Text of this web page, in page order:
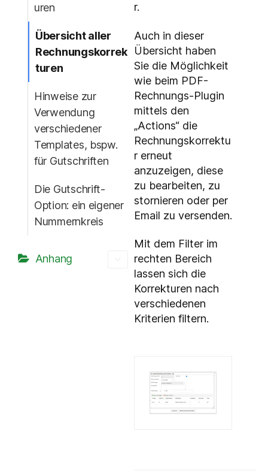
uren
Übersicht aller
Rechnungskorrek
turen
Hinweise zur
Verwendung
verschiedener
Templates, bspw.
für Gutschriften
Die Gutschrift-
Option: ein eigener
Nummernkreis
Anhang
r.
Auch in dieser
Übersicht haben
Sie die Möglichkeit
wie beim PDF-
Rechnungs-Plugin
mittels den
„Actions“ die
Rechnungskorrektu
r erneut
anzuzeigen, diese
zu bearbeiten, zu
stornieren oder per
Email zu versenden.
Mit dem Filter im
rechten Bereich
lassen sich die
Korrekturen nach
verschiedenen
Kriterien filtern.